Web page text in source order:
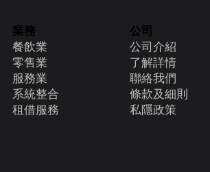
業務
餐飲業
零售業
服務業
系統整合
租借服務
公司
公司介紹
了解詳情
聯絡我們
條款及細則
​私隱政策